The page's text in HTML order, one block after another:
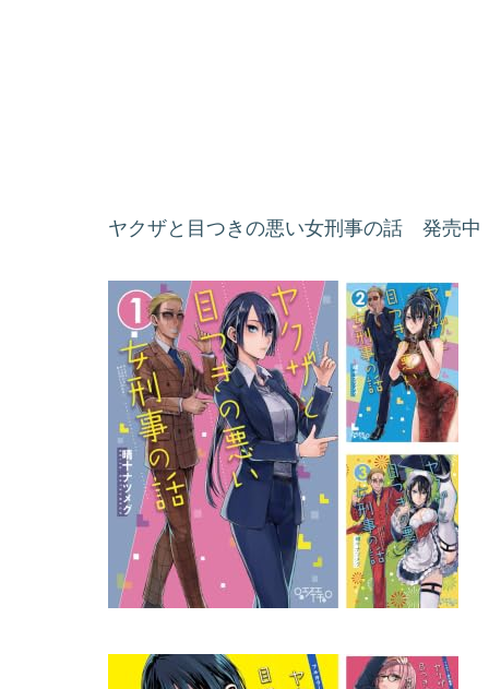
ヤクザと目つきの悪い女刑事の話 発売中